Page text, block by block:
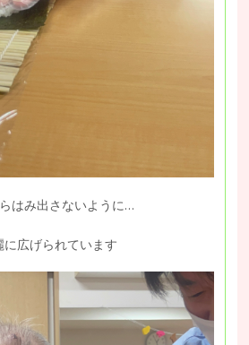
はみ出さないように…
に広げられています